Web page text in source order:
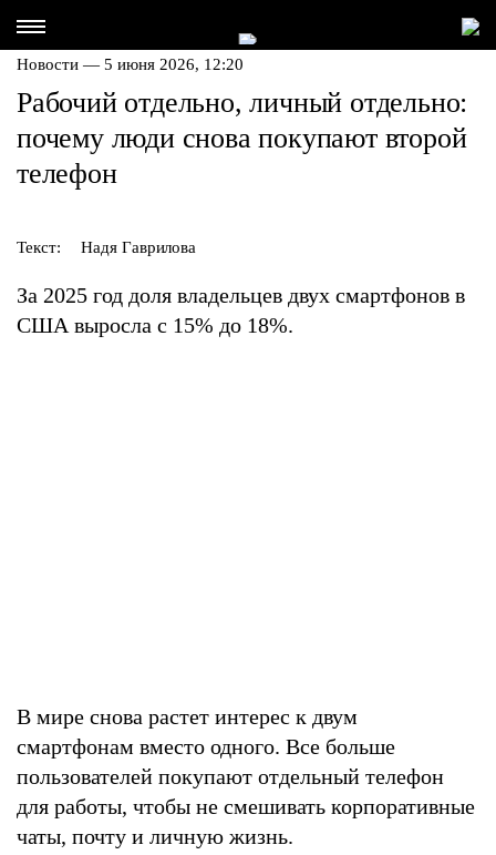
Новости — 5 июня 2026, 12:20
Рабочий отдельно, личный отдельно:
почему люди снова покупают второй
телефон
Текст: Надя Гаврилова
За 2025 год доля владельцев двух смартфонов в
США выросла с 15% до 18%.
В мире снова растет интерес к двум
смартфонам вместо одного. Все больше
пользователей покупают отдельный телефон
для работы, чтобы не смешивать корпоративные
чаты, почту и личную жизнь.